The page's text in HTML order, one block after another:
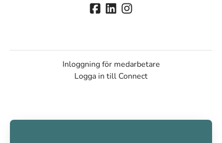
Inloggning för medarbetare
Logga in till Connect